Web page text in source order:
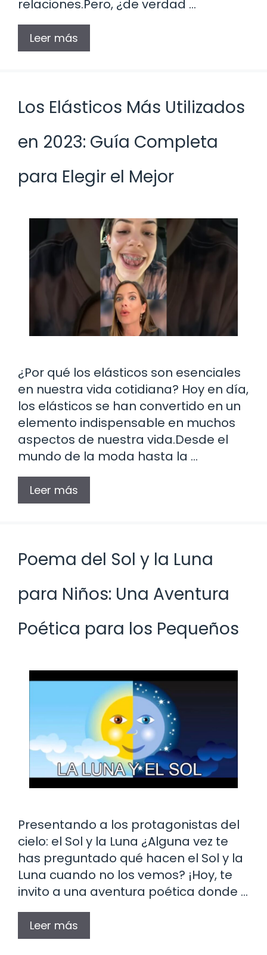
relaciones.Pero, ¿de verdad …
Leer más
Los Elásticos Más Utilizados
en 2023: Guía Completa
para Elegir el Mejor
¿Por qué los elásticos son esenciales
en nuestra vida cotidiana? Hoy en día,
los elásticos se han convertido en un
elemento indispensable en muchos
aspectos de nuestra vida.Desde el
mundo de la moda hasta la …
Leer más
Poema del Sol y la Luna
para Niños: Una Aventura
Poética para los Pequeños
Presentando a los protagonistas del
cielo: el Sol y la Luna ¿Alguna vez te
has preguntado qué hacen el Sol y la
Luna cuando no los vemos? ¡Hoy, te
invito a una aventura poética donde …
Leer más